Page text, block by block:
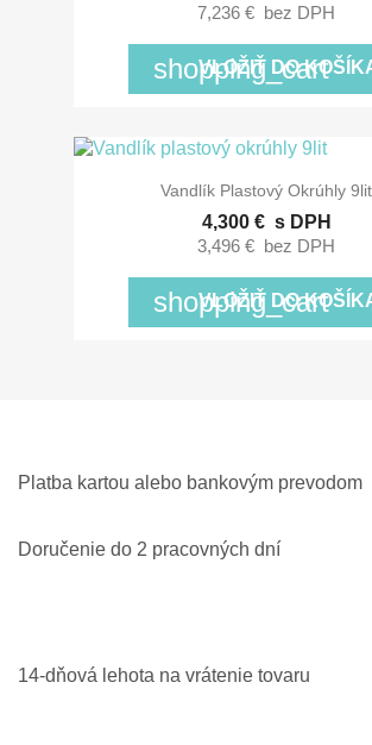
7,236 € bez DPH
shopping_cart
VLOŽIŤ DO
Vandlík Plastový Okrúhly 9lit
4,300 € s DPH
3,496 € bez DPH
shopping_cart
VLOŽIŤ DO
Platba kartou alebo bankovým prevodom
Doručenie do 2 pracovných dní
14-dňová lehota na vrátenie tovaru